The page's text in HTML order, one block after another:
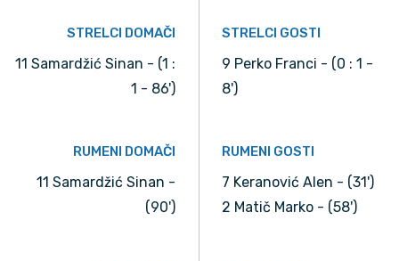
STRELCI DOMAČI
11 Samardžić Sinan - (1 :
1 - 86')
STRELCI GOSTI
9 Perko Franci - (0 : 1 -
8')
RUMENI DOMAČI
11 Samardžić Sinan -
(90')
RUMENI GOSTI
7 Keranović Alen - (31')
2 Matič Marko - (58')